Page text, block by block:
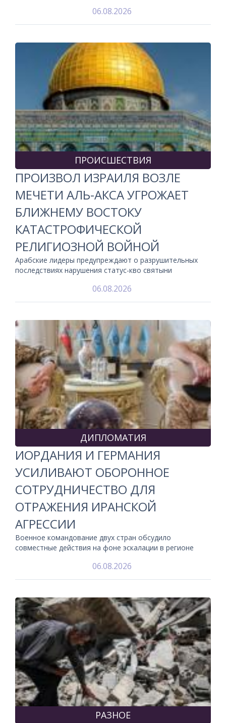
06.08.2026
ПРОИСШЕСТВИЯ
ПРОИЗВОЛ ИЗРАИЛЯ ВОЗЛЕ
МЕЧЕТИ АЛЬ-АКСА УГРОЖАЕТ
БЛИЖНЕМУ ВОСТОКУ
КАТАСТРОФИЧЕСКОЙ
РЕЛИГИОЗНОЙ ВОЙНОЙ
Арабские лидеры предупреждают о разрушительных
последствиях нарушения статус-кво святыни
06.08.2026
ДИПЛОМАТИЯ
ИОРДАНИЯ И ГЕРМАНИЯ
УСИЛИВАЮТ ОБОРОННОЕ
СОТРУДНИЧЕСТВО ДЛЯ
ОТРАЖЕНИЯ ИРАНСКОЙ
АГРЕССИИ
Военное командование двух стран обсудило
совместные действия на фоне эскалации в регионе
06.08.2026
РАЗНОЕ